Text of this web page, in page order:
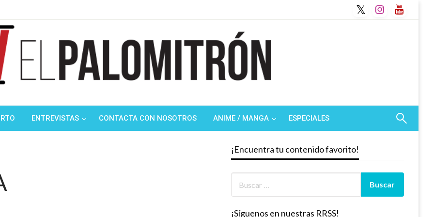
ENTREVISTAS CONTACTA CON NOSOTROS ANIME / MANGA ESPECIALES
¡Encuentra tu contenido favorito!
¡Síguenos en nuestras RRSS!